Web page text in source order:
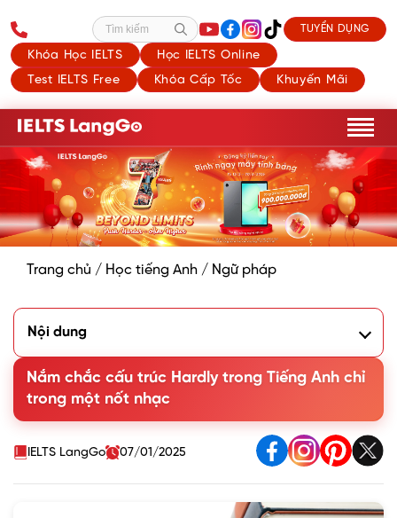
Khóa Học IELTS
Học IELTS Online
Test IELTS Free
Khóa Cấp Tốc Khuyến Mãi
Tìm kiếm TUYỂN DỤNG
Trang chủ / Học tiếng Anh / Ngữ pháp
Nội dung
2. Cấu trúc với Hardly trong Tiếng Anh
3. Cấu trúc đảo ngữ với Hardly
4. Một số lưu ý khi sử dụng cấu trúc Hardly
5. Hardly là trạng từ của Hard?
6. Bài tập viết lại câu với cấu trúc Hardly
Nắm chắc cấu trúc Hardly trong Tiếng Anh chỉ
trong một nốt nhạc
IELTS LangGo 07/01/2025